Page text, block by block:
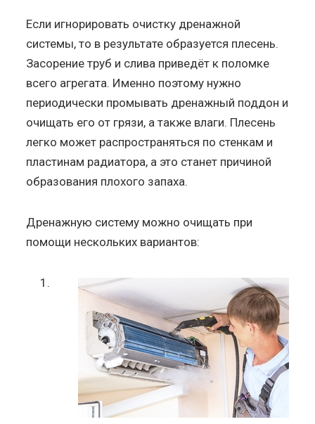
Если игнорировать очистку дренажной
системы, то в результате образуется плесень.
Засорение труб и слива приведёт к поломке
всего агрегата. Именно поэтому нужно
периодически промывать дренажный поддон и
очищать его от грязи, а также влаги. Плесень
легко может распространяться по стенкам и
пластинам радиатора, а это станет причиной
образования плохого запаха.
Дренажную систему можно очищать при
помощи нескольких вариантов: